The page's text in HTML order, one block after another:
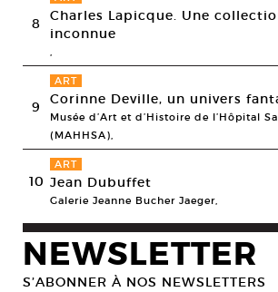
8
Charles Lapicque. Une
inconnue
,
9
ART
Corinne Deville, un univers
Musée d’Art et d’Histoire de l’Hôpital
(MAHHSA),
10
ART
Jean Dubuffet
Galerie Jeanne Bucher Jaeger,
NEWSLETTER
S’ABONNER À NOS NEWSLETTERS